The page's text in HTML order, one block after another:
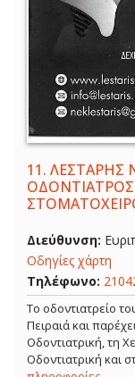
11. ΛΕΣΤΑΡΗΣ
ΟΔΟΝΤΙΑΤΡΟΣ
Διεύθυνση:
Οδηγίες χάρτη
Τηλέφωνο:
Το οδοντιατρείο
Πειραιά και
Οδοντιατρική, τη
Οδοντιατρική και